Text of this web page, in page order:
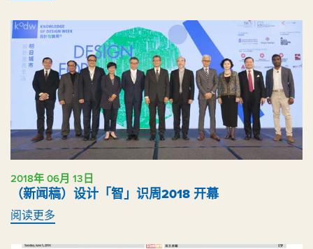
2018年 06月 13日
（新闻稿）设计「智」识周2018 开幕
阅读更多